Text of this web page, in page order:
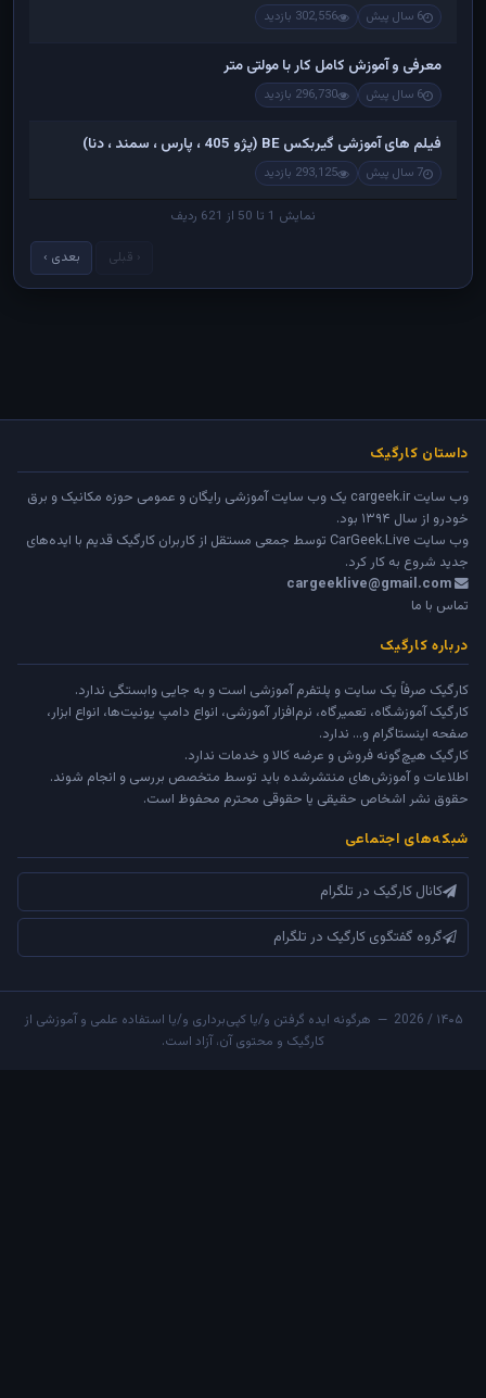
6 سال پیش 302,556 بازدید
معرفی و آموزش کامل کار با مولتی متر
6 سال پیش 296,730 بازدید
فیلم های آموزشی گیربکس BE (پژو 405 ، پارس ، سمند ، دنا)
7 سال پیش 293,125 بازدید
نمایش 1 تا 50 از 621 ردیف
‹ قبلی بعدی ›
داستان کارگیک
وب سایت cargeek.ir یک وب سایت آموزشی رایگان و عمومی حوزه مکانیک و برق
خودرو از سال ۱۳۹۴ بود.
وب سایت CarGeek.Live توسط جمعی مستقل از کاربران کارگیک قدیم با ایده‌های
جدید شروع به کار کرد.
cargeeklive@gmail.com
تماس با ما
درباره کارگیک
کارگیک صرفاً یک سایت و پلتفرم آموزشی است و به جایی وابستگی ندارد.
کارگیک آموزشگاه، تعمیرگاه، نرم‌افزار آموزشی، انواع دامپ یونیت‌ها، انواع ابزار،
صفحه اینستاگرام و... ندارد.
کارگیک هیچ‌گونه فروش و عرضه کالا و خدمات ندارد.
اطلاعات و آموزش‌های منتشرشده باید توسط متخصص بررسی و انجام شوند.
حقوق نشر اشخاص حقیقی یا حقوقی محترم محفوظ است.
شبکه‌های اجتماعی
کانال کارگیک در تلگرام
گروه گفتگوی کارگیک در تلگرام
۱۴۰۵ / 2026 — هرگونه ایده گرفتن و/یا کپی‌برداری و/یا استفاده علمی و آموزشی از
کارگیک و محتوی آن، آزاد است.